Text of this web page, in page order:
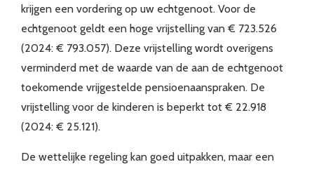
krijgen een vordering op uw echtgenoot. Voor de
echtgenoot geldt een hoge vrijstelling van € 723.526
(2024: € 793.057). Deze vrijstelling wordt overigens
verminderd met de waarde van de aan de echtgenoot
toekomende vrijgestelde pensioenaanspraken. De
vrijstelling voor de kinderen is beperkt tot € 22.918
(2024: € 25.121).
De wettelijke regeling kan goed uitpakken, maar een